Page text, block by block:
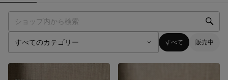
すべて 販売中